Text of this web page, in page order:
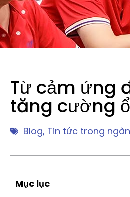
Từ cảm ứng
tăng cường
Blog, Tin tức trong
Mục lục